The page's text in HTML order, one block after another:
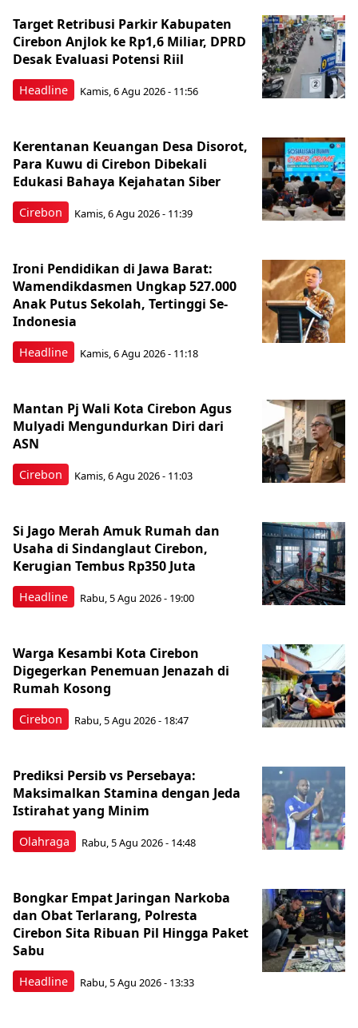
Headline
Target Retribusi Parkir Kabupaten
Cirebon Anjlok ke Rp1,6 Miliar, DPRD
Desak Evaluasi Potensi Riil
Kamis, 6 Agu 2026 - 11:56
Cirebon
Kerentanan Keuangan Desa Disorot,
Para Kuwu di Cirebon Dibekali
Edukasi Bahaya Kejahatan Siber
Kamis, 6 Agu 2026 - 11:39
Headline
Ironi Pendidikan di Jawa Barat:
Wamendikdasmen Ungkap 527.000
Anak Putus Sekolah, Tertinggi Se-
Indonesia
Kamis, 6 Agu 2026 - 11:18
Cirebon
Mantan Pj Wali Kota Cirebon Agus
Mulyadi Mengundurkan Diri dari
ASN
Kamis, 6 Agu 2026 - 11:03
Headline
Si Jago Merah Amuk Rumah dan
Usaha di Sindanglaut Cirebon,
Kerugian Tembus Rp350 Juta
Rabu, 5 Agu 2026 - 19:00
Cirebon
Warga Kesambi Kota Cirebon
Digegerkan Penemuan Jenazah di
Rumah Kosong
Rabu, 5 Agu 2026 - 18:47
Olahraga
Prediksi Persib vs Persebaya:
Maksimalkan Stamina dengan Jeda
Istirahat yang Minim
Rabu, 5 Agu 2026 - 14:48
Headline
Bongkar Empat Jaringan Narkoba
dan Obat Terlarang, Polresta
Cirebon Sita Ribuan Pil Hingga Paket
Sabu
Rabu, 5 Agu 2026 - 13:33